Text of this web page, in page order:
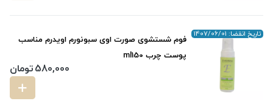
تاریخ انقضا: 1407/06/01
فوم شستشوی صورت اوی سبونورم اویدرم مناسب
پوست چرب ml150
580,000تومان